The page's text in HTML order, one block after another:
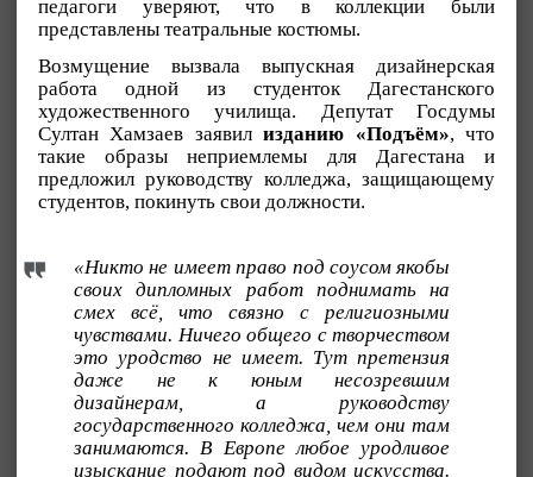
педагоги уверяют, что в коллекции были
представлены театральные костюмы.
Возмущение вызвала выпускная дизайнерская
работа одной из студенток Дагестанского
художественного училища. Депутат Госдумы
Султан Хамзаев заявилизданию «Подъём», что
такие образы неприемлемы для Дагестана и
предложил руководству колледжа, защищающему
студентов, покинуть свои должности.
«Никто не имеет право под соусом якобы
своих дипломных работ поднимать на
смех всё, что связно с религиозными
чувствами. Ничего общего с творчеством
это уродство не имеет. Тут претензия
даже не к юным несозревшим
дизайнерам, а руководству
государственного колледжа, чем они там
занимаются. В Европе любое уродливое
изыскание подают под видом искусства.